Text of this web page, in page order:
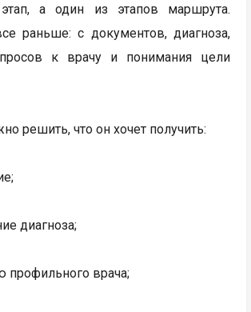
а один из этапов маршрута.
раньше: с документов, диагноза,
к врачу и понимания цели
решить, что он хочет получить:
диагноза;
профильного врача;